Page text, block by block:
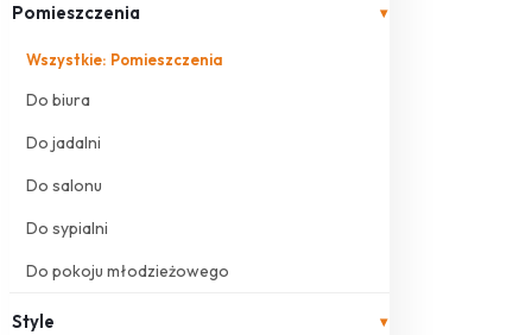
Pomieszczenia ▾
Wszystkie: Pomieszczenia
Do biura
Do jadalni
Do salonu
Do sypialni
Do pokoju młodzieżowego
Style ▾